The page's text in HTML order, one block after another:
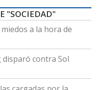
"SOCIEDAD"
a la hora de
disparó contra Sol